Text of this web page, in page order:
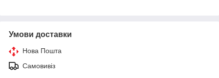
Умови доставки
Нова Пошта
Самовивіз